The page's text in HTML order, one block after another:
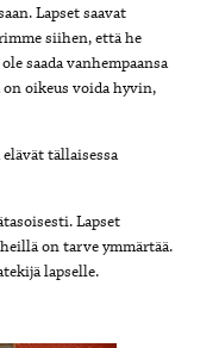
Lapset saavat
siihen, että he
saada vanhempaansa
oikeus voida hyvin,
tällaisessa
Lapset
on tarve ymmärtää.
lapselle.